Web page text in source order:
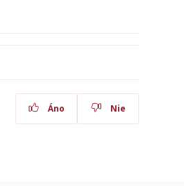
Áno Nie